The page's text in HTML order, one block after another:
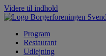
Videre til indhold
Program
Restaurant
Udlejning